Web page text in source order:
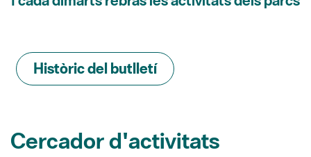
Històric del butlletí
Cercador d'activitats